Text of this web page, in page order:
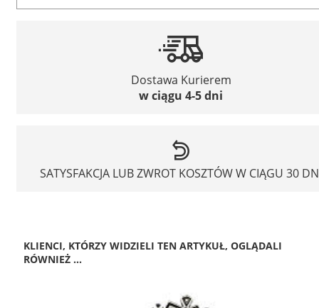
Dostawa Kurierem
w ciągu 4-5 dni
SATYSFAKCJA LUB ZWROT KOSZTÓW W CIĄGU 30
KLIENCI, KTÓRZY WIDZIELI TEN ARTYKUŁ, OGLĄDALI
RÓWNIEŻ ...